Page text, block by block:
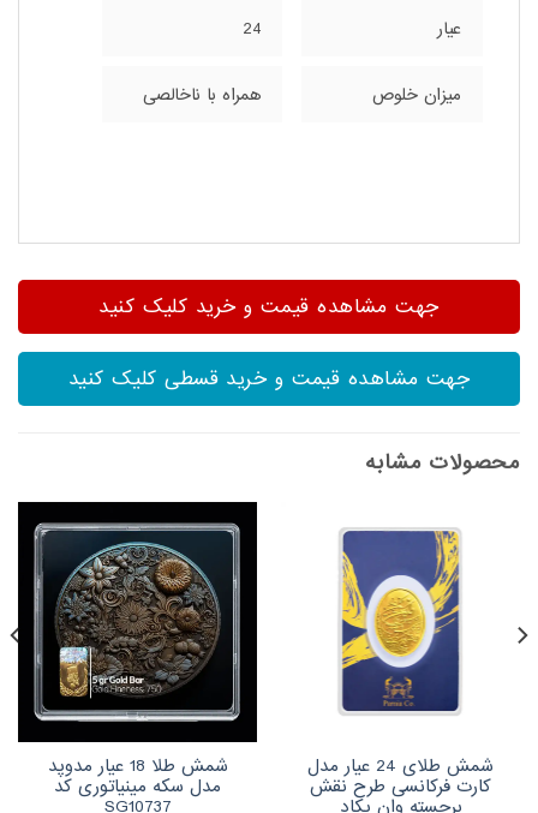
عیار 24
میزان خلوص همراه با ناخالصی
جهت مشاهده قیمت و خرید کلیک کنید
جهت مشاهده قیمت و خرید قسطی کلیک کنید
محصولات مشابه
شمش طلای 24 عیار مدل
کارت فرکانسی طرح نقش
برجسته وان یکاد
شمش طلا 18 عیار مدوپد
مدل سکه مینیاتوری کد
SG10737